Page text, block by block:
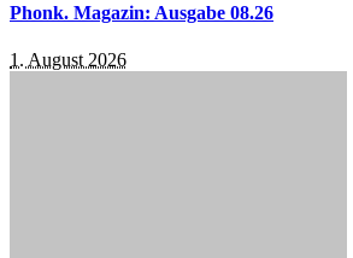
Phonk. Magazin: Ausgabe 08.26
1. August 2026